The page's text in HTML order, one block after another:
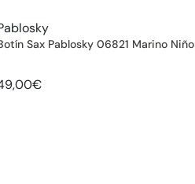
Sax Pablosky 06821 Marino Niño